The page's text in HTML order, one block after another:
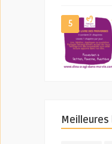
5
Meilleures